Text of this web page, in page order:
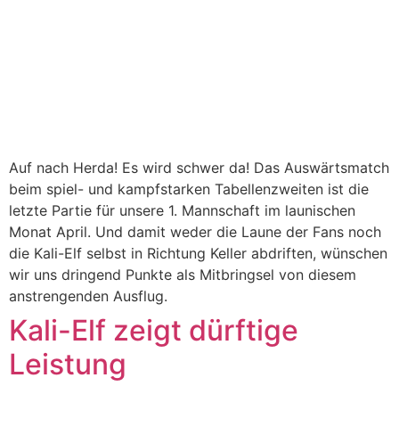
Auf nach Herda! Es wird schwer da! Das Auswärtsmatch
beim spiel- und kampfstarken Tabellenzweiten ist die
letzte Partie für unsere 1. Mannschaft im launischen
Monat April. Und damit weder die Laune der Fans noch
die Kali-Elf selbst in Richtung Keller abdriften, wünschen
wir uns dringend Punkte als Mitbringsel von diesem
anstrengenden Ausflug.
Kali-Elf zeigt dürftige
Leistung